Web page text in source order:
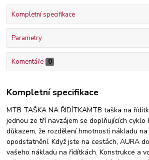
Kompletní specifikace
Parametry
Komentáře 0
Kompletní specifikace
MTB TAŠKA NA ŘIDÍTKAMTB taška na
jednou ze tří navzájem se doplňujících cyklo
důkazem, že rozdělení hmotnosti nákladu
opodstatnění. Když jste na cestách, AURA
vašeho nákladu na řídítkách. Konstrukce a